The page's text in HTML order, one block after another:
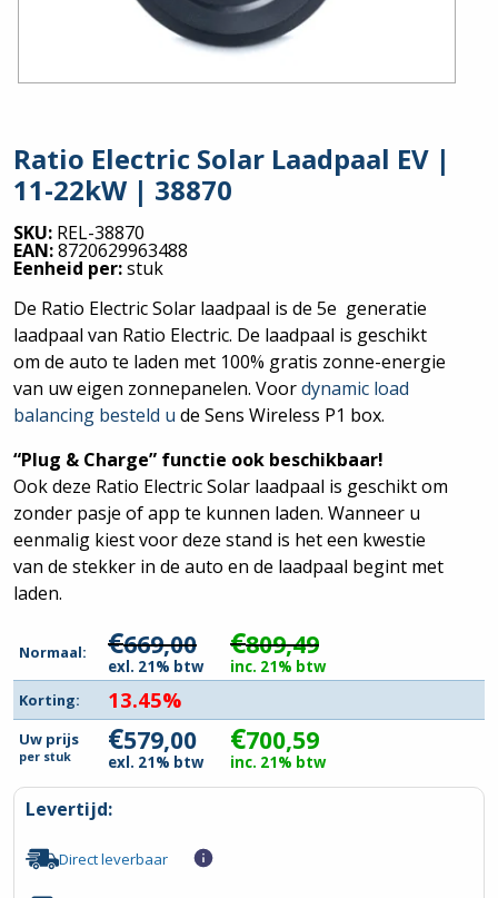
Ratio Electric Solar Laadpaal EV |
11-22kW | 38870
SKU: REL-38870
EAN:8720629963488
Eenheid per:stuk
De Ratio Electric Solar laadpaal is de 5e generatie
laadpaal van Ratio Electric. De laadpaal is geschikt
om de auto te laden met 100% gratis zonne-energie
van uw eigen zonnepanelen. Voordynamic load
balancing besteld u de Sens Wireless P1 box.
“Plug & Charge” functie ook beschikbaar!
Ook deze Ratio Electric Solar laadpaal is geschikt om
zonder pasje of app te kunnen laden. Wanneer u
eenmalig kiest voor deze stand is het een kwestie
van de stekker in de auto en de laadpaal begint met
laden.
Normaal: €669,00
exl. 21% btw
€809,49
inc. 21% btw
Korting:
13.45%
Uw prijs
per stuk €579,00
exl. 21% btw
€700,59
inc. 21% btw
Levertijd:
Direct leverbaar